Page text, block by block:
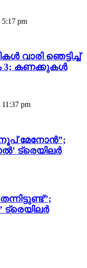
pm
വാരി ഞെട്ടിച്ച്
3; കണക്കുകൾ
pm
മേനോൻ”;
ട്രെയിലർ
ട്രെയിലർ